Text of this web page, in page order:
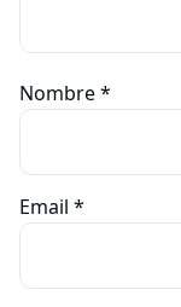
Nombre*
Email *